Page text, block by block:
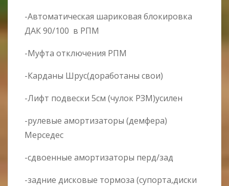
-Автоматическая шариковая блокировка
ДАК 90/100 в РПМ
-Муфта отключения РПМ
-Карданы Шрус(доработаны свои)
-Лифт подвески 5см (чулок РЗМ)усилен
-рулевые амортизаторы (демфера)
Мерседес
-сдвоенные амортизаторы перд/зад
-задние дисковые тормоза (супорта,диски